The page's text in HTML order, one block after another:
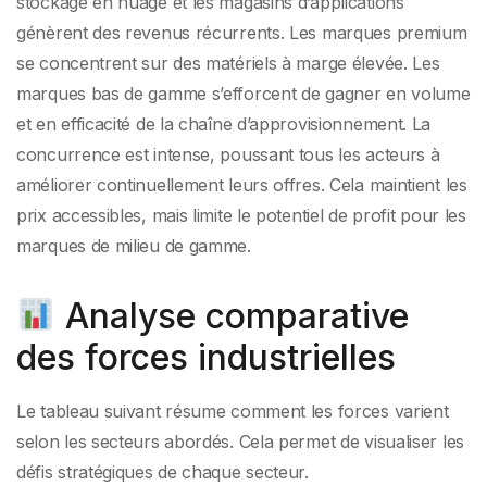
génèrent des revenus récurrents. Les marques premium
se concentrent sur des matériels à marge élevée. Les
marques bas de gamme s’efforcent de gagner en volume
et en efficacité de la chaîne d’approvisionnement. La
concurrence est intense, poussant tous les acteurs à
améliorer continuellement leurs offres. Cela maintient les
prix accessibles, mais limite le potentiel de profit pour les
marques de milieu de gamme.
Analyse comparative
des forces industrielles
Le tableau suivant résume comment les forces varient
selon les secteurs abordés. Cela permet de visualiser les
défis stratégiques de chaque secteur.